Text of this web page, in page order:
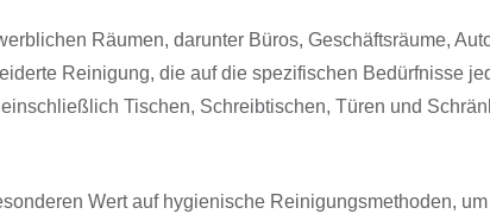
Räumen, darunter Büros, Geschäftsräume,
Reinigung, die auf die spezifischen Bedürfnisse
Tischen, Schreibtischen, Türen und
Wert auf hygienische Reinigungsmethoden,